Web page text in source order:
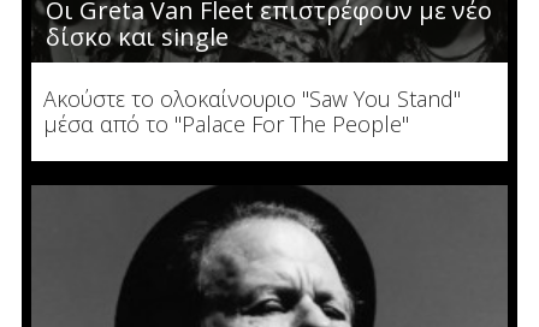
Οι Greta Van Fleet επιστρέφουν με νέο
δίσκο και single
Ακούστε το ολοκαίνουριο "Saw You Stand"
μέσα από το "Palace For The People"